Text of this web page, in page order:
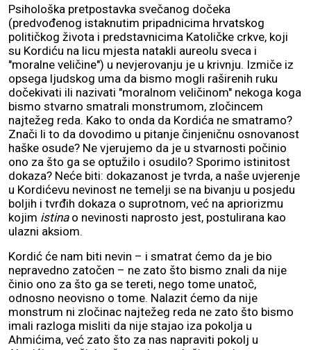
Psihološka pretpostavka svečanog dočeka
(predvođenog istaknutim pripadnicima hrvatskog
političkog života i predstavnicima Katoličke crkve, koji
su Kordiću na licu mjesta natakli aureolu sveca i
"moralne veličine") u nevjerovanju je u krivnju. Izmiče iz
opsega ljudskog uma da bismo mogli raširenih ruku
dočekivati ili nazivati "moralnom veličinom" nekoga koga
bismo stvarno smatrali monstrumom, zločincem
najtežeg reda. Kako to onda da Kordića ne smatramo?
Znači li to da dovodimo u pitanje činjeničnu osnovanost
haške osude? Ne vjerujemo da je u stvarnosti počinio
ono za što ga se optužilo i osudilo? Sporimo istinitost
dokaza? Neće biti: dokazanost je tvrda, a naše uvjerenje
u Kordićevu nevinost ne temelji se na bivanju u posjedu
boljih i tvrđih dokaza o suprotnom, već na apriorizmu
kojim istina o nevinosti naprosto jest, postulirana kao
ulazni aksiom.
Kordić će nam biti nevin – i smatrat ćemo da je bio
nepravedno zatočen – ne zato što bismo znali da nije
činio ono za što ga se tereti, nego tome unatoč,
odnosno neovisno o tome. Nalazit ćemo da nije
monstrum ni zločinac najtežeg reda ne zato što bismo
imali razloga misliti da nije stajao iza pokolja u
Ahmićima, već zato što za nas napraviti pokolj u